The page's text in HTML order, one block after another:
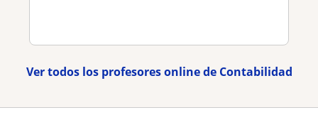
Ver todos los profesores online de Contabilidad